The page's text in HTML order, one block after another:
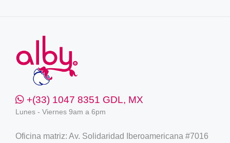
+(33) 1047 8351 GDL, MX
Lunes - Viernes 9am a 6pm
Oficina matriz: Av. Solidaridad Iberoamericana #7016